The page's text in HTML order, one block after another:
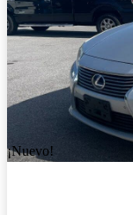
¡Nuevo!